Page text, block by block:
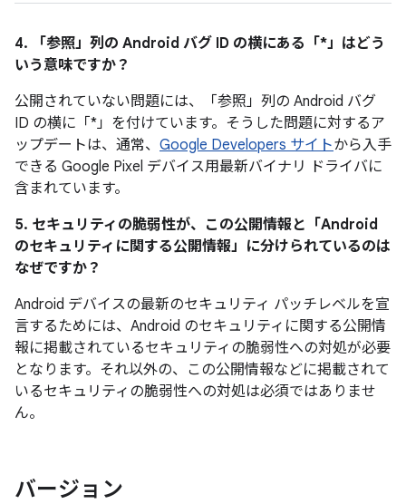
4. 「参照」 列の Android バグ ID の横にある「*」はどう
いう意味ですか？
公開されていない問題には、「参照」 列の Android バグ
ID の横に「*」を付けています。そうした問題に対するア
ップデートは、通常、 Google Developers サイトから入手
できる Google Pixel デバイス用最新バイナリ ドライバに
含まれています。
5. セキュリティの脆弱性が、この公開情報と「Android
のセキュリティに関する公開情報」に分けられているのは
なぜですか？
Android デバイスの最新のセキュリティ パッチレベルを宣
言するためには、Android のセキュリティに関する公開情
報に掲載されているセキュリティの脆弱性への対処が必要
となります。それ以外の、この公開情報などに掲載されて
いるセキュリティの脆弱性への対処は必須ではありませ
ん。
バージョン